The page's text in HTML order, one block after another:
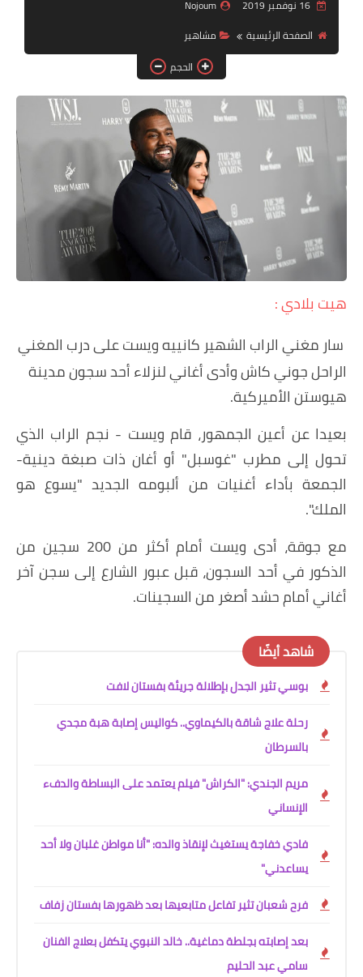
فيديوهات
رياضة
تكنولوجيا
16 نوفمبر 2019
Nojoum
الصفحة الرئيسية
مشاهير
الحجم
هيت بلادي :
سار مغني الراب الشهير كانييه ويست على درب المغني
الراحل جوني كاش وأدى أغاني لنزلاء أحد سجون مدينة
هيوستن الأميركية.
بعيدا عن أعين الجمهور، قام ويست - نجم الراب الذي
تحول إلى مطرب "غوسبل" أو أغان ذات صبغة دينية-
الجمعة بأداء أغنيات من ألبومه الجديد "يسوع هو
الملك".
مع جوقة، أدى ويست أمام أكثر من 200 سجين من
الذكور في أحد السجون، قبل عبور الشارع إلى سجن آخر
أغاني أمام حشد أصغر من السجينات.
شاهد أيضًا
بوسي تثير الجدل بإطلالة جريئة بفستان لافت
رحلة علاج شاقة بالكيماوي.. كواليس إصابة هبة مجدي
بالسرطان
مريم الجندي: "الكراش" فيلم يعتمد على البساطة والدفء
الإنساني
فادي خفاجة يستغيث لإنقاذ والده: "أنا مواطن غلبان ولا أحد
يساعدني"
فرح شعبان تثير تفاعل متابعيها بعد ظهورها بفستان زفاف
بعد إصابته بجلطة دماغية.. خالد النبوي يتكفل بعلاج الفنان
سامي عبد الحليم